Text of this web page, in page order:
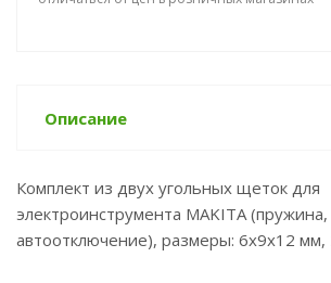
Описание
Комплект из двух угольных щеток для
электроинструмента MAKITA (пружина,
автоотключение), размеры: 6x9x12